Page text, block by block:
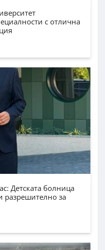
с отлична
Детската болница
разрешително за